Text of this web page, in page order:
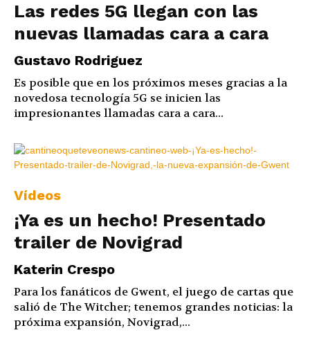
Las redes 5G llegan con las
nuevas llamadas cara a cara
Gustavo Rodriguez
Es posible que en los próximos meses gracias a la
novedosa tecnología 5G se inicien las
impresionantes llamadas cara a cara...
Vídeos
¡Ya es un hecho! Presentado
trailer de Novigrad
Katerin Crespo
Para los fanáticos de Gwent, el juego de cartas que
salió de The Witcher; tenemos grandes noticias: la
próxima expansión, Novigrad,...